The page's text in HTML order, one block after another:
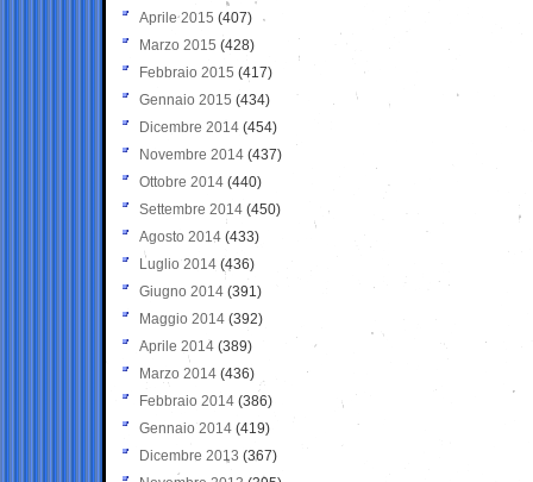
Aprile 2015 (407)
Marzo 2015 (428)
Febbraio 2015 (417)
Gennaio 2015 (434)
Dicembre 2014 (454)
Novembre 2014 (437)
Ottobre 2014 (440)
Settembre 2014 (450)
Agosto 2014 (433)
Luglio 2014 (436)
Giugno 2014 (391)
Maggio 2014 (392)
Aprile 2014 (389)
Marzo 2014 (436)
Febbraio 2014 (386)
Gennaio 2014 (419)
Dicembre 2013 (367)